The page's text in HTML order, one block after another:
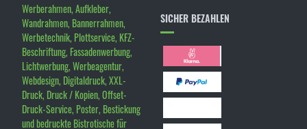
Werberahmen, Aufkleber,
Wandrahmen, Bannerrahmen,
Werbetechnik, Plottservice, KFZ-
Beschriftung, Fassadenwerbung,
Lichtwerbung, Werbeagentur,
Webdesign, Digitaldruck, XXL-
Druck, Druck / Kopien, Offset-
Druck-Service, Poster, Bestickung
und bedruckte Bistrotische für
SICHER BEZAHLEN